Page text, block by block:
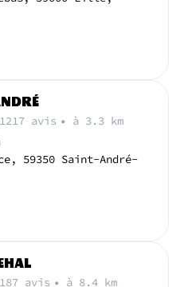
1217 avis • à 3.3 km
59350 Saint-André-
187 avis • à 8.4 km